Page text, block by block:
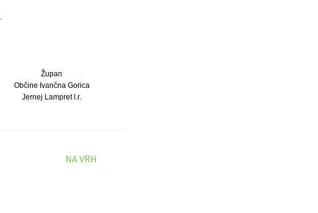
Župan
Občine Ivančna Gorica
Jernej Lampret l.r.
NA VRH